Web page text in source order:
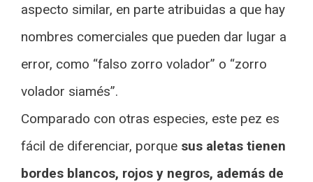
aspecto similar, en parte atribuidas a que hay
nombres comerciales que pueden dar lugar a
error, como “falso zorro volador” o “zorro
volador siamés”.
Comparado con otras especies, este pez es
fácil de diferenciar, porque sus aletas tienen
bordes blancos, rojos y negros, además de